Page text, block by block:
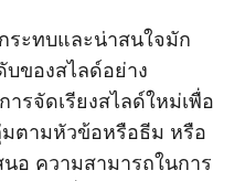
ระทบและน่าสนใจมัก
บของสไลด์อย่าง
รจัดเรียงสไลด์ใหม่เพื่อ
ตามหัวข้อหรือธีม หรือ
นอ ความสามารถในการ